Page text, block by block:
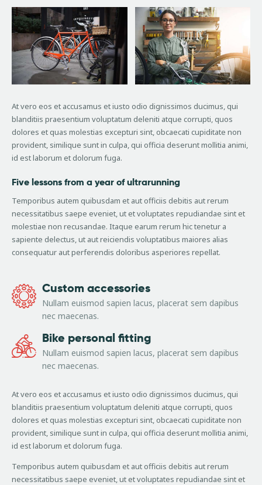
At vero eos et accusamus et iusto odio dignissimos ducimus, qui
blanditiis praesentium voluptatum deleniti atque corrupti, quos
dolores et quas molestias excepturi sint, obcaecati cupiditate non
provident, similique sunt in culpa, qui officia deserunt mollitia animi,
id est laborum et dolorum fuga.
Five lessons from a year of ultrarunning
Temporibus autem quibusdam et aut officiis debitis aut rerum
necessitatibus saepe eveniet, ut et voluptates repudiandae sint et
molestiae non recusandae. Itaque earum rerum hic tenetur a
sapiente delectus, ut aut reiciendis voluptatibus maiores alias
consequatur aut perferendis doloribus asperiores repellat.
Custom accessories
Nullam euismod sapien lacus, placerat sem dapibus
nec maecenas.
Bike personal fitting
Nullam euismod sapien lacus, placerat sem dapibus
nec maecenas.
At vero eos et accusamus et iusto odio dignissimos ducimus, qui
blanditiis praesentium voluptatum deleniti atque corrupti, quos
dolores et quas molestias excepturi sint, obcaecati cupiditate non
provident, similique sunt in culpa, qui officia deserunt mollitia animi,
id est laborum et dolorum fuga.
Temporibus autem quibusdam et aut officiis debitis aut rerum
necessitatibus saepe eveniet, ut et voluptates repudiandae sint et